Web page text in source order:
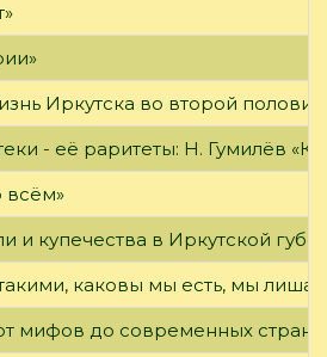
Иркутска во второй
- её раритеты: Н. Гумилёв
всём»
и купечества в Иркутской
каковы мы есть, мы
мифов до современных